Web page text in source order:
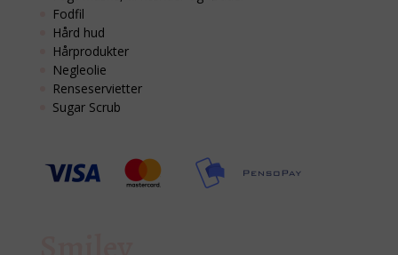
Fodfil
Hård hud
Hårprodukter
Negleolie
Renseservietter
Sugar Scrub